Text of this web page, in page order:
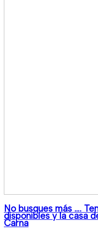
No busques más ….
disponibles y la casa
Carna